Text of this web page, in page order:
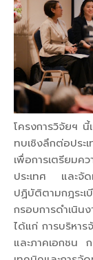
โครงการวิจัยฯ นี้
ทบเชิงลึกต่อประ
เพื่อการเตรียม
ประเทศ และจัด
ปฏิบัติตามกฎระ
กรอบการดำเนิ
ได้แก่ การบริหาร
และภาคเอกชน